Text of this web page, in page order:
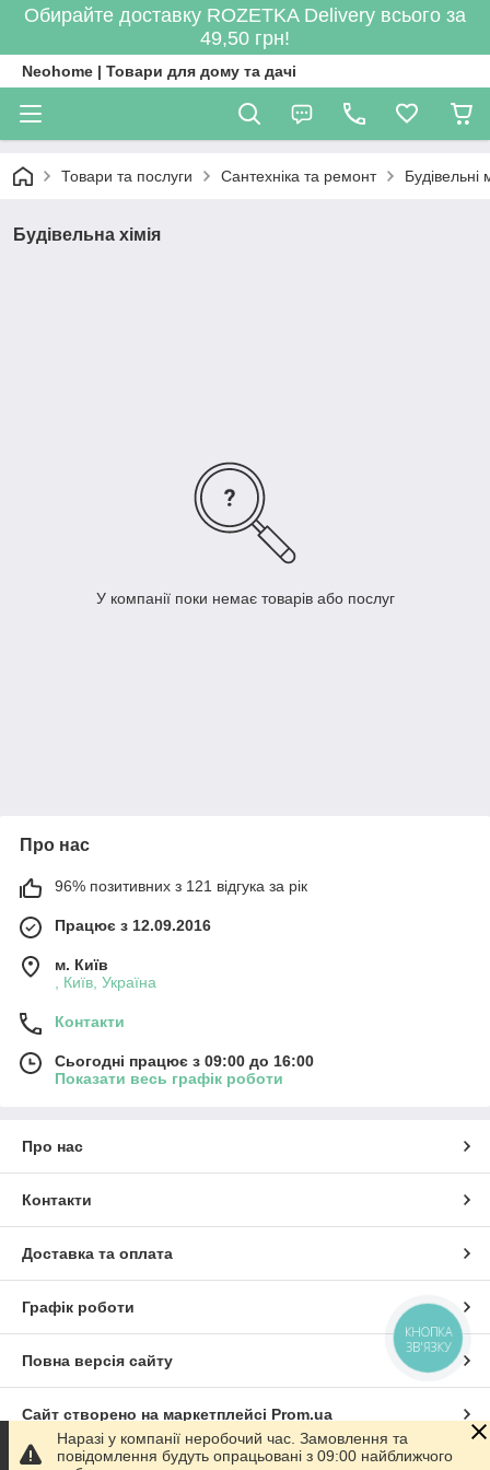
Обирайте доставку ROZETKA Delivery всього за
49,50 грн!
Neohome | Товари для дому та дачі
Товари та послуги Сантехніка та ремонт Будівельні
Будівельна хімія
У компанії поки немає товарів або послуг
Про нас
96% позитивних з 121 відгука за рік
Працює з 12.09.2016
м. Київ
, Київ, Україна
Контакти
Сьогодні працює з 09:00 до 16:00
Показати весь графік роботи
Про нас
Контакти
Доставка та оплата
Графік роботи
Повна версія сайту
Сайт створено на маркетплейсі Prom.ua
Наразі у компанії неробочий час. Замовлення та
повідомлення будуть опрацьовані з 09:00 найближчого
КНОПКА
ЗВ'ЯЗКУ